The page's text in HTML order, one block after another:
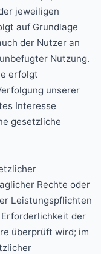
jeweiligen
auf Grundlage
der Nutzer an
Nutzung.
erfolgt
unserer
Interesse
gesetzliche
Rechte oder
Leistungspflichten
der
überprüft wird; im